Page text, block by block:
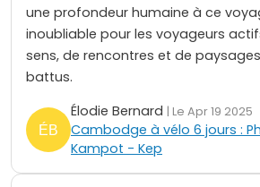
une profondeur humaine à ce
inoubliable pour les voyageurs
sens, de rencontres et de
battus.
Élodie Bernard | Le Apr 19 2025
Cambodge à vélo 6 jours :
Kampot - Kep